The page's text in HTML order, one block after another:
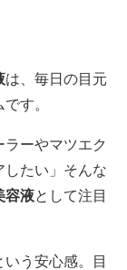
は、毎日の目元
す。
ラーやマツエク
したい」そんな
容液として注目
いう安心感。目